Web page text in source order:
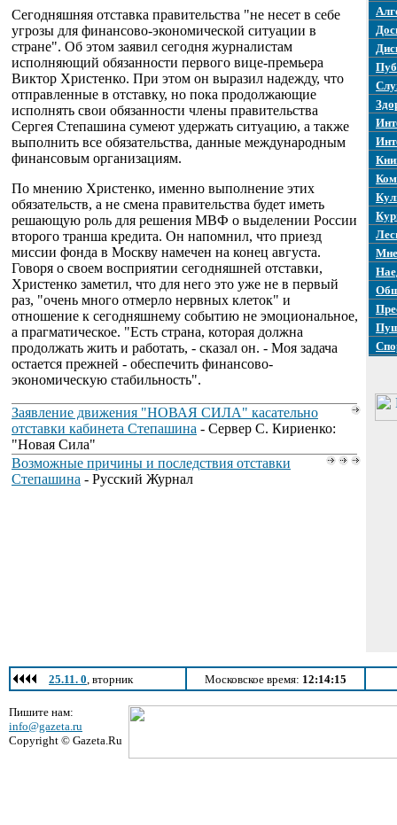
Сегодняшняя отставка правительства "не несет в себе
угрозы для финансово-экономической ситуации в
стране". Об этом заявил сегодня журналистам
исполняющий обязанности первого вице-премьера
Виктор Христенко. При этом он выразил надежду, что
отправленные в отставку, но пока продолжающие
исполнять свои обязанности члены правительства
Сергея Степашина сумеют удержать ситуацию, а также
выполнить все обязательства, данные международным
финансовым организациям.
По мнению Христенко, именно выполнение этих
обязательств, а не смена правительства будет иметь
решающую роль для решения МВФ о выделении России
второго транша кредита. Он напомнил, что приезд
миссии фонда в Москву намечен на конец августа.
Говоря о своем восприятии сегодняшней отставки,
Христенко заметил, что для него это уже не в первый
раз, "очень много отмерло нервных клеток" и
отношение к сегодняшнему событию не эмоциональное,
а прагматическое. "Есть страна, которая должна
продолжать жить и работать, - сказал он. - Моя задача
остается прежней - обеспечить финансово-
экономическую стабильность".
Заявление движения "НОВАЯ СИЛА" касательно
отставки кабинета Степашина - Сервер С. Кириенко:
"Новая Сила"
Возможные причины и последствия отставки
Степашина - Русский Журнал
25.11. 0, вторник Московское время: 12:14:15
Пишите нам:
info@gazeta.ru
Copyright © Gazeta.Ru